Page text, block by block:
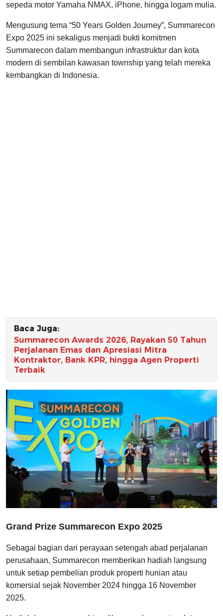
sepeda motor Yamaha NMAX, iPhone, hingga logam mulia.
Mengusung tema “50 Years Golden Journey”, Summarecon
Expo 2025 ini sekaligus menjadi bukti komitmen
Summarecon dalam membangun infrastruktur dan kota
modern di sembilan kawasan township yang telah mereka
kembangkan di Indonesia.
Baca Juga:
Summarecon Awards 2026, Rayakan 50 Tahun
Perjalanan Emas dan Apresiasi Mitra
Kontraktor, Bank KPR, hingga Agen Properti
Terbaik
Grand Prize Summarecon Expo 2025
Sebagai bagian dari perayaan setengah abad perjalanan
perusahaan, Summarecon memberikan hadiah langsung
untuk setiap pembelian produk properti hunian atau
komersial sejak November 2024 hingga 16 November
2025.